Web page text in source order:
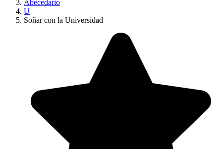
Abecedario
U
Soñar con la Universidad